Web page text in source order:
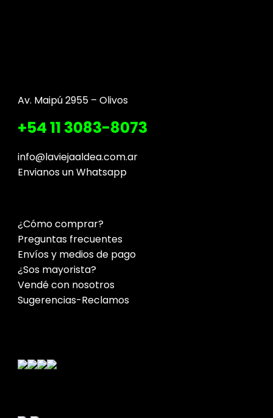
Av. Maipú 2955 – Olivos
+54 11 3083-8073
info@laviejaaldea.com.ar
Envianos un Whatsapp
¿Cómo comprar?
Preguntas frecuentes
Envíos y medios de pago
¿Sos mayorista?
Vendé con nosotros
Sugerencias-Reclamos